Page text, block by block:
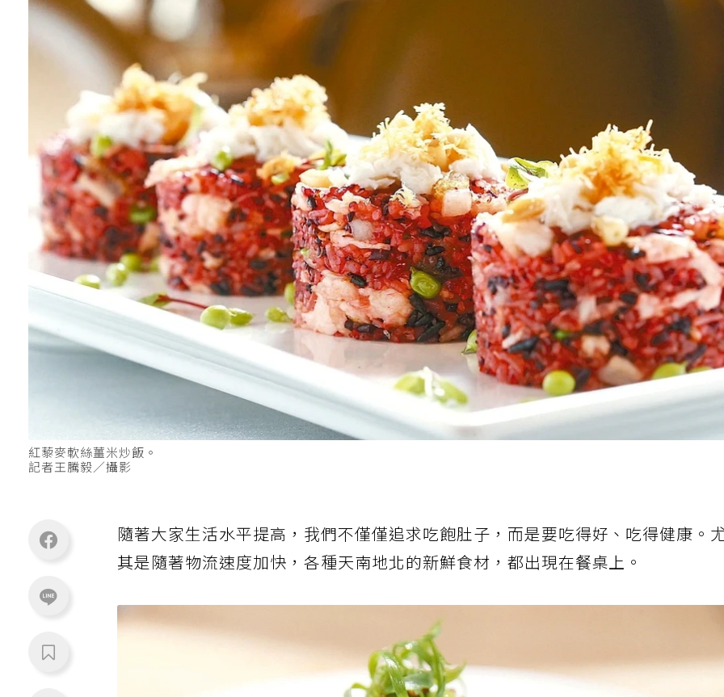
紅藜麥軟絲薑米炒飯。
記者王騰毅／攝影
隨著大家生活水平提高，我們不僅僅追求吃飽肚子，而是要吃得好、吃得健康。
其是隨著物流速度加快，各種天南地北的新鮮食材，都出現在餐桌上。